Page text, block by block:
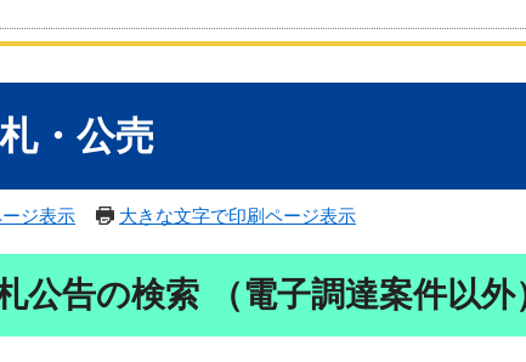
・公売
ジ表示 大きな文字で印刷ページ表示
公告の検索 （電子調達案件以外